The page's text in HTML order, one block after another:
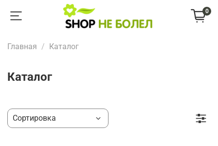
0
Главная Каталог
Каталог